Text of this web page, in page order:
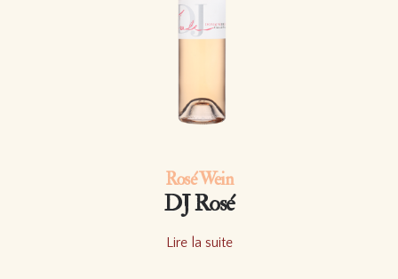
Rosé Wein
DJ Rosé
Lire la suite